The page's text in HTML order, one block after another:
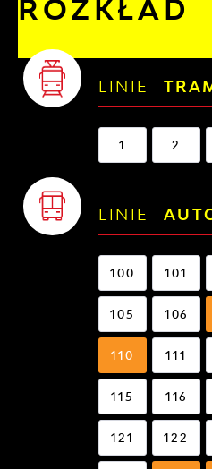
ROZKŁAD
LINIE
1 2
LINIE
100 101
105 106
110 111
115 116
121 122